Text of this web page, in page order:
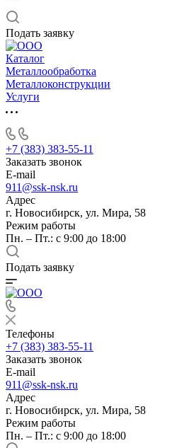
Подать заявку
Каталог
Металлообработка
Металлоконструкции
Услуги
+7 (383) 383-55-11
Заказать звонок
E-mail
911@ssk-nsk.ru
Адрес
г. Новосибирск, ул. Мира, 58
Режим работы
Пн. – Пт.: с 9:00 до 18:00
Подать заявку
Телефоны
+7 (383) 383-55-11
Заказать звонок
E-mail
911@ssk-nsk.ru
Адрес
г. Новосибирск, ул. Мира, 58
Режим работы
Пн. – Пт.: с 9:00 до 18:00